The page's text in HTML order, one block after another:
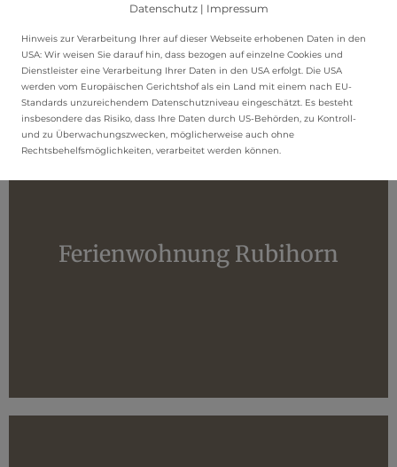
Ferienwohnung Rubihorn
Entdecken Sie die Ferienwohnung Rubihorn für 1-4
Personen im EG
Datenschutz| Impressum
Hinweis zur Verarbeitung Ihrer auf dieser Webseite erhobenen Daten in den
USA: Wir weisen Sie darauf hin, dass bezogen auf einzelne Cookies und
Dienstleister eine Verarbeitung Ihrer Daten in den USA erfolgt. Die USA
werden vom Europäischen Gerichtshof als ein Land mit einem nach EU-
Standards unzureichendem Datenschutzniveau eingeschätzt. Es besteht
insbesondere das Risiko, dass Ihre Daten durch US-Behörden, zu Kontroll-
und zu Überwachungszwecken, möglicherweise auch ohne
Rechtsbehelfsmöglichkeiten, verarbeitet werden können.